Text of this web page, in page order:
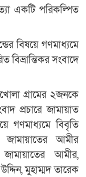
একটি পরিকল্পিত
বিষয়ে গণমাধ্যমে
বিভ্রান্তিকর সংবাদে
গ্রামের ২জনকে
প্রচারে জামায়াত
গণমাধ্যমে বিবৃতি
জামায়াতের আমীর
আমীর,
মুহাম্মদ তারেক